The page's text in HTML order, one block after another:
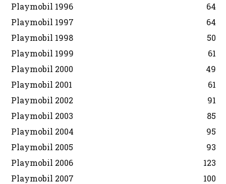
Playmobil 1996
64
Playmobil 1997
64
Playmobil 1998
50
Playmobil 1999
61
Playmobil 2000
49
Playmobil 2001
61
Playmobil 2002
91
Playmobil 2003
85
Playmobil 2004
95
Playmobil 2005
93
Playmobil 2006
123
Playmobil 2007
100